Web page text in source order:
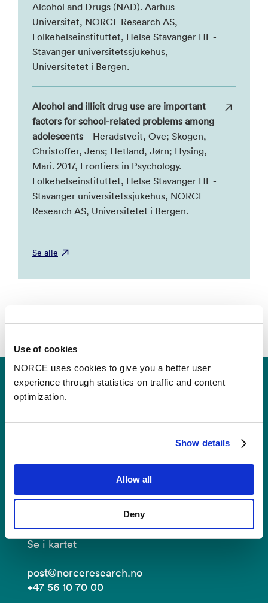
Use of cookies
NORCE uses cookies to give you a better user
experience through statistics on traffic and content
optimization.
Show details
Allow all
Deny
Alcohol and Drugs (NAD). Aarhus
Universitet, NORCE Research AS,
Folkehelseinstituttet, Helse Stavanger HF -
Stavanger universitetssjukehus,
Universitetet i Bergen.
Alcohol and illicit drug use are important
factors for school-related problems among
adolescents – Heradstveit, Ove; Skogen,
Christoffer, Jens; Hetland, Jørn; Hysing,
Mari. 2017, Frontiers in Psychology.
Folkehelseinstituttet, Helse Stavanger HF -
Stavanger universitetssjukehus, NORCE
Research AS, Universitetet i Bergen.
Se alle
Nygårdstangen
Se i kartet
post@norceresearch.no
+47 56 10 70 00